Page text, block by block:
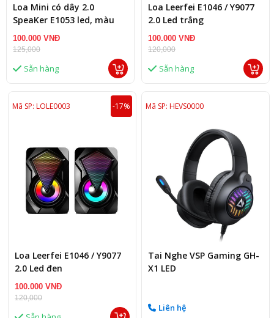
Loa Mini có dây 2.0
SpeaKer E1053 led, màu
đen
100.000 VNĐ
125,000
Sẵn hàng
Loa Leerfei E1046 / Y9077
2.0 Led trắng
100.000 VNĐ
120,000
Sẵn hàng
Mã SP: LOLE0003 -17%
Loa Leerfei E1046 / Y9077
2.0 Led đen
100.000 VNĐ
120,000
Mã SP: HEVS0000
Tai Nghe VSP Gaming GH-
X1 LED
Liên hệ